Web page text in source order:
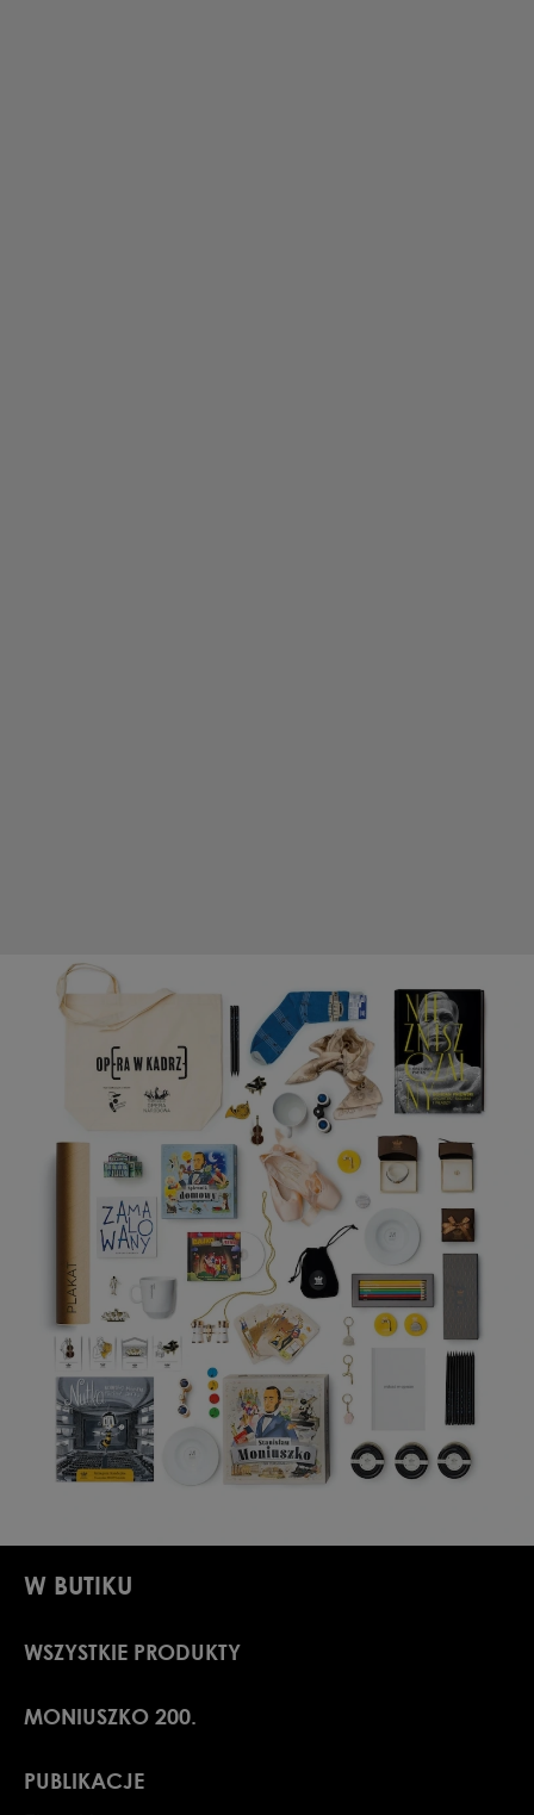
W BUTIKU
WSZYSTKIE PRODUKTY
MONIUSZKO 200.
PUBLIKACJE